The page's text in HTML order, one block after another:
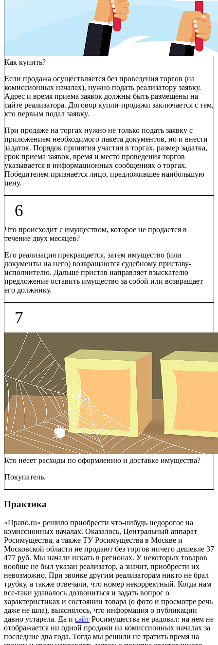
Как купить?
Если продажа осуществляется без проведения торгов (на
комиссионных началах), нужно подать реализатору заявку.
Адрес и время приема заявок должны быть размещены на
сайте реализатора. Договор купли-продажи заключается с тем,
кто первым подал заявку.
При продаже на торгах нужно не только подать заявку с
приложением необходимого пакета документов, но и внести
задаток. Порядок принятия участия в торгах, размер задатка,
срок приема заявок, время и место проведения торгов
указывается в информационных сообщениях о торгах.
Победителем признается лицо, предложившее наибольшую
цену.
6
Что происходит с имуществом, которое не продается в
течение двух месяцев?
Его реализация прекращается, затем имущество (или
документы на него) возвращаются судебному приставу-
исполнителю. Дальше пристав направляет взыскателю
предложение оставить имущество за собой или возвращает
его должнику.
7
Кто несет расходы по оформлению и доставке имущества?
Покупатель.
Практика
«Право.ru» решило приобрести что-нибудь недорогое на
комиссионных началах. Оказалось, Центральный аппарат
Росимущества, а также ТУ Росимущества в Москве и
Московской области не продают без торгов ничего дешевле 37
477 руб. Мы начали искать в регионах. У некоторых товаров
вообще не был указан реализатор, а значит, приобрести их
невозможно. При звонке другим реализаторам никто не брал
трубку, а также отвечали, что номер некорректный. Когда нам
все-таки удавалось дозвониться и задать вопрос о
характеристиках и состоянии товара (о фото и просмотре речь
даже не шла), выяснялось, что информация о публикации
давно устарела. Да и сайт Росимущества не радовал: на нем не
отображается ни одной продажи на комиссионных началах за
последние два года. Тогда мы решили не тратить время на